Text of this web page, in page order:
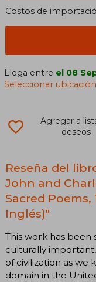
Costos de
Llega entre el 08
Seleccionar ubicación
Agregar a
deseos
Reseña del
John and
Sacred Poems,
Inglés)"
This work has been
culturally
of civilization as we
domain in the